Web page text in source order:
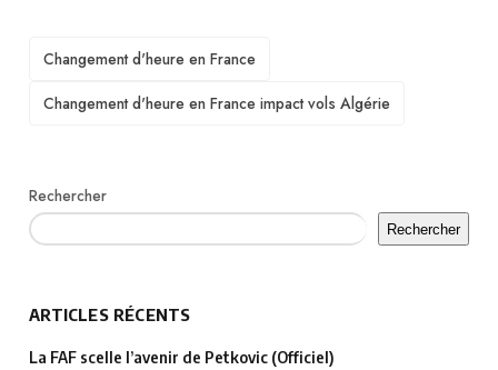
TAGS
Changement d'heure en France
Changement d'heure en France impact vols Algérie
Rechercher
Rechercher
ARTICLES RÉCENTS
La FAF scelle l’avenir de Petkovic (Officiel)